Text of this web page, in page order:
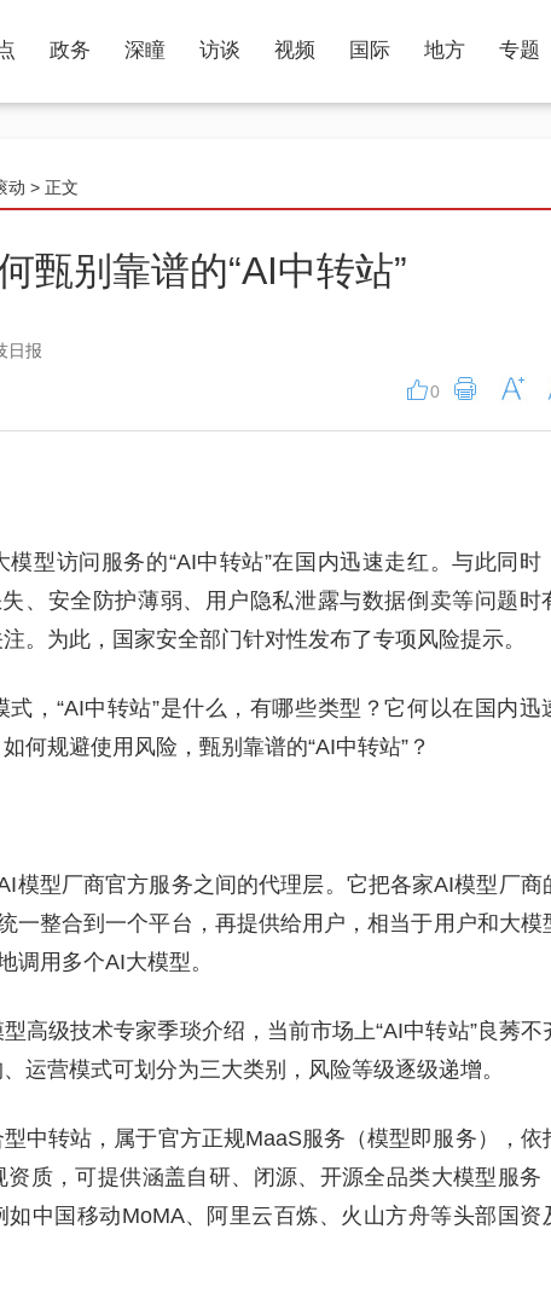
政务 深瞳 访谈 视频 国际 地方 专题
动 > 正文
甄别靠谱的“AI中转站”
日报
0
型访问服务的“AI中转站”在国内迅速走红。与此同时
、安全防护薄弱、用户隐私泄露与数据倒卖等问题时
。为此，国家安全部门针对性发布了专项风险提示。
，“AI中转站”是什么，有哪些类型？它何以在国内迅
何规避使用风险，甄别靠谱的“AI中转站”？
模型厂商官方服务之间的代理层。它把各家AI模型厂商
一整合到一个平台，再提供给用户，相当于用户和大模
调用多个AI大模型。
高级技术专家季琰介绍，当前市场上“AI中转站”良莠不
运营模式可划分为三大类别，风险等级逐级递增。
中转站，属于官方正规MaaS服务（模型即服务），依
质，可提供涵盖自研、闭源、开源全品类大模型服务
中国移动MoMA、阿里云百炼、火山方舟等头部国资